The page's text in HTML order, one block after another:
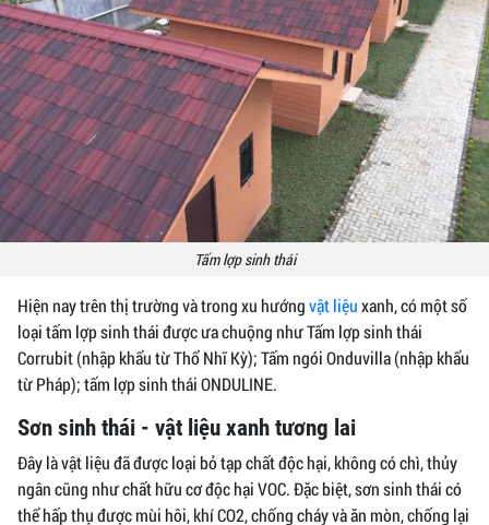
Tấm lợp sinh thái
Hiện nay trên thị trường và trong xu hướngvật liệuxanh, có một số
loại tấm lợp sinh thái được ưa chuộng như Tấm lợp sinh thái
Corrubit (nhập khẩu từ Thổ Nhĩ Kỳ); Tấm ngói Onduvilla (nhập khẩu
từ Pháp); tấm lợp sinh thái ONDULINE.
Sơn sinh thái - vật liệu xanh tương lai
Đây là vật liệu đã được loại bỏ tạp chất độc hại, không có chì, thủy
ngân cũng như chất hữu cơ độc hại VOC. Đặc biệt, sơn sinh thái có
thể hấp thụ được mùi hôi, khí CO2, chống cháy và ăn mòn, chống lại